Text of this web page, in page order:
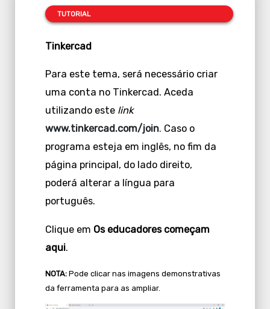
TUTORIAL
Tinkercad
Para este tema, será necessário criar
uma conta no Tinkercad. Aceda
utilizando estelink
www.tinkercad.com/join. Caso o
programa esteja em inglês, no fim da
página principal, do lado direito,
poderá alterar a língua para
português.
Clique em Os educadores começam
aqui.
NOTA:Pode clicar nas imagens demonstrativas
da ferramenta para as ampliar.